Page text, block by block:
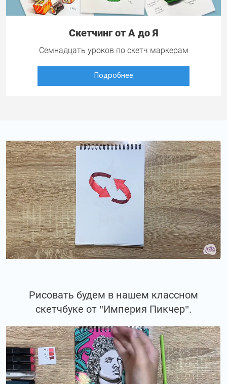
Скетчинг от А до Я
Семнадцать уроков по скетч маркерам
Подробнее
Рисовать будем в нашем классном
скетчбуке от "Империя Пикчер".